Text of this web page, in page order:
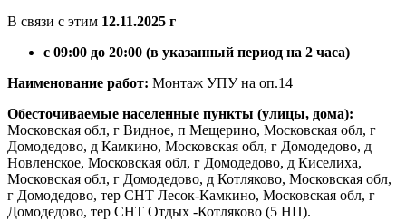
В связи с этим 12.11.2025 г
с 09:00 до 20:00 (в указанный период на 2 часа)
Наименование работ: Монтаж УПУ на оп.14
Обесточиваемые населенные пункты (улицы, дома):
Московская обл, г Видное, п Мещерино, Московская обл, г
Домодедово, д Камкино, Московская обл, г Домодедово, д
Новленское, Московская обл, г Домодедово, д Киселиха,
Московская обл, г Домодедово, д Котляково, Московская обл,
г Домодедово, тер СНТ Лесок-Камкино, Московская обл, г
Домодедово, тер СНТ Отдых -Котляково (5 НП).